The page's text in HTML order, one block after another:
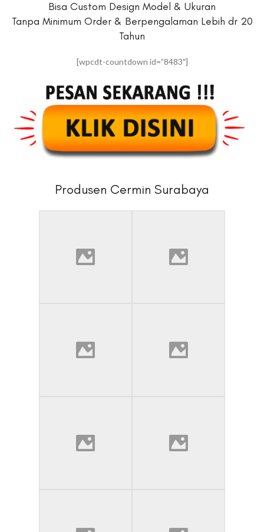
Bisa Custom Design Model & Ukuran
Tanpa Minimum Order & Berpengalaman Lebih dr 20
Tahun
[wpcdt-countdown id=”8483″]
Produsen Cermin Surabaya